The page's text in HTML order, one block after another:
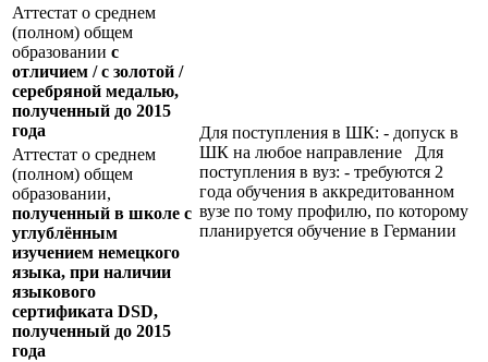
Аттестат о среднем
(полном) общем
образовании с
отличием / с золотой /
серебряной медалью,
полученный до 2015
года
Для поступления в ШК: - допуск в
ШК на любое направление Для
поступления в вуз: - требуются 2
года обучения в аккредитованном
вузе по тому профилю, по которому
планируется обучение в Германии
Аттестат о среднем
(полном) общем
образовании,
полученный в школе с
углублённым
изучением немецкого
языка, при наличии
языкового
сертификата DSD,
полученный до 2015
года